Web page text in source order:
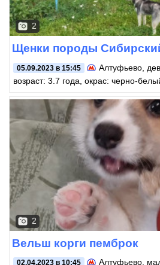
2
Щенки породы
05.09.2023 в 15:45 Алтуфьево ,
возраст: 3.7 года, окрас: черно-
2
Вельш корги пемброк
02.04.2023 в 10:45 Алтуфьево ,